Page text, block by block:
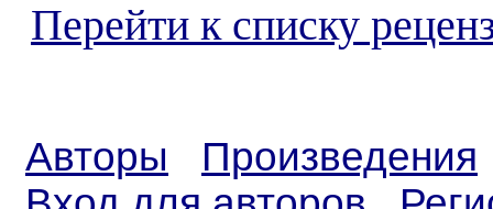
Перейти к списку
Авторы
Произведения